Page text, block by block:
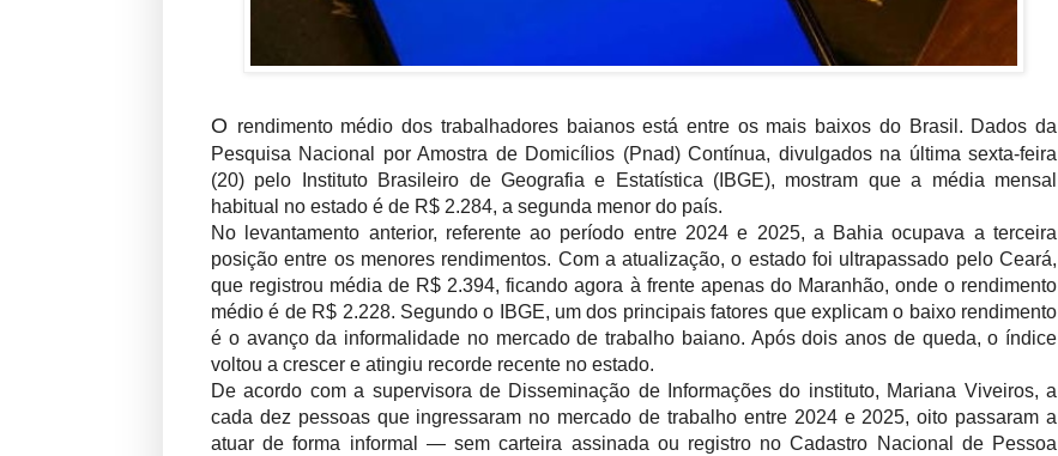
O rendimento médio dos trabalhadores baianos está entre os mais baixos do Brasil. Dados da
Pesquisa Nacional por Amostra de Domicílios (Pnad) Contínua, divulgados na última sexta-feira
(20) pelo Instituto Brasileiro de Geografia e Estatística (IBGE), mostram que a média mensal
habitual no estado é de R$ 2.284, a segunda menor do país.
No levantamento anterior, referente ao período entre 2024 e 2025, a Bahia ocupava a terceira
posição entre os menores rendimentos. Com a atualização, o estado foi ultrapassado pelo Ceará,
que registrou média de R$ 2.394, ficando agora à frente apenas do Maranhão, onde o rendimento
médio é de R$ 2.228. Segundo o IBGE, um dos principais fatores que explicam o baixo rendimento
é o avanço da informalidade no mercado de trabalho baiano. Após dois anos de queda, o índice
voltou a crescer e atingiu recorde recente no estado.
De acordo com a supervisora de Disseminação de Informações do instituto, Mariana Viveiros, a
cada dez pessoas que ingressaram no mercado de trabalho entre 2024 e 2025, oito passaram a
atuar de forma informal — sem carteira assinada ou registro no Cadastro Nacional de Pessoa